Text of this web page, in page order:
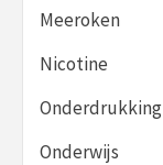
Meeroken
Nicotine
Onderdrukking
Onderwijs